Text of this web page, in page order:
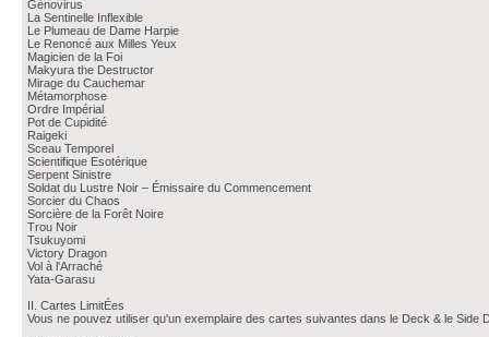
Génovirus
La Sentinelle Inflexible
Le Plumeau de Dame Harpie
Le Renoncé aux Milles Yeux
Magicien de la Foi
Makyura the Destructor
Mirage du Cauchemar
Métamorphose
Ordre Impérial
Pot de Cupidité
Raigeki
Sceau Temporel
Scientifique Esotérique
Serpent Sinistre
Soldat du Lustre Noir – Émissaire du Commencement
Sorcier du Chaos
Sorcière de la Forêt Noire
Trou Noir
Tsukuyomi
Victory Dragon
Vol à l'Arraché
Yata-Garasu
II. Cartes LimitÉes
Vous ne pouvez utiliser qu'un exemplaire des cartes suivantes dans le Deck & le Side